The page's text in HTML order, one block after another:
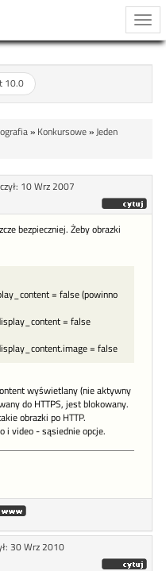
10.0
» Konkursowe»Jeden
10 Wrz 2007
bezpieczniej. Żeby obrazki
= false (powinno
= false
= false
wyświetlany (nie aktywny
do HTTPS, jest blokowany.
obrazki po HTTP.
i video - sąsiednie opcje.
30 Wrz 2010